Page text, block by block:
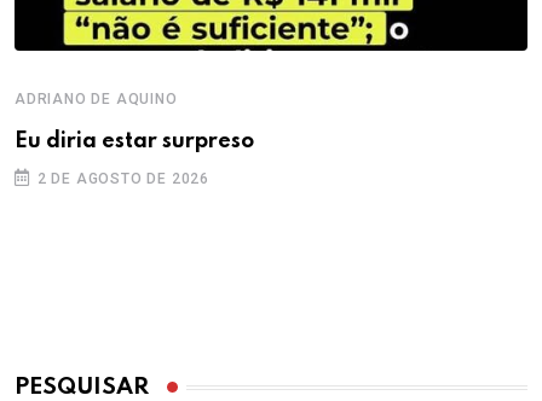
ADRIANO DE AQUINO
Eu diria estar surpreso
2 DE AGOSTO DE 2026
PESQUISAR